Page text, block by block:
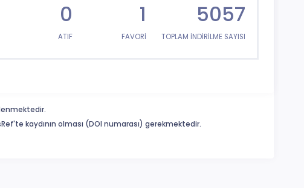
0
ATIF
1
FAVORİ
5057
TOPLAM İNDİRİLME SAYISI
kaydının olması (DOI numarası) gerekmektedir.